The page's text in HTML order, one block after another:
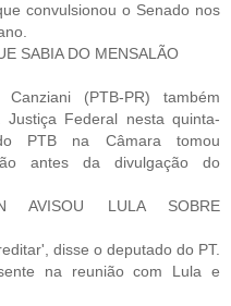
convulsionou o Senado nos
SABIA DO MENSALÃO
(PTB-PR) também
Federal nesta quinta-
PTB na Câmara tomou
antes da divulgação do
AVISOU LULA SOBRE
disse o deputado do PT.
na reunião com Lula e